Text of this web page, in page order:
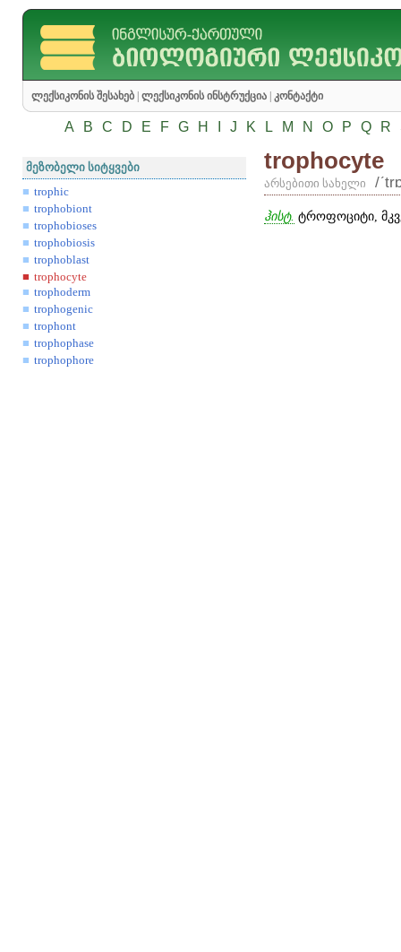
ლექსიკონის შესახებ ლექსიკონის ინსტრუქცია კონტაქტი
A B C D E F G H J K L M N O P Q R
მეზობელი სიტყვები
trophic
trophobiont
trophobioses
trophobiosis
trophoblast
trophocyte
trophoderm
trophogenic
trophont
trophophase
trophophore
trophocyte
არსებითი სახელი /
ჰისტ. ტროფოციტი,